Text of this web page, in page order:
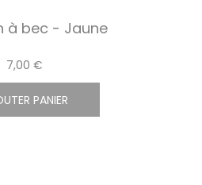
à bec - Jaune
7,00 €
PANIER